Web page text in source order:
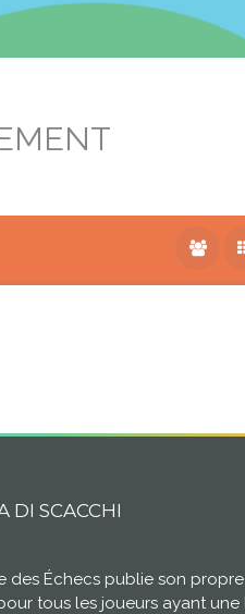
DI SCACCHI
des Échecs publie son
tous les joueurs ayant une